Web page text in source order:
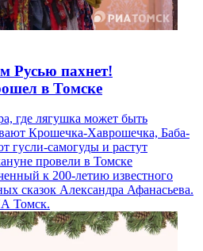
Русью пахнет!
в Томске
где лягушка может быть
Крошечка-Хаврошечка, Баба-
гусли-самогуды и растут
провели в Томске
к 200-летию известного
сказок Александра Афанасьева.
Томск.